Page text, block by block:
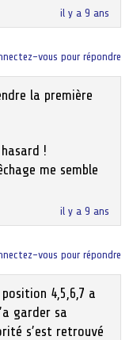
il y a 9 ans
il y a 9 ans
la première
!
me semble
vous pour répondre
4,5,6,7 a
garder sa
s’est retrouvé
vous pour répondre